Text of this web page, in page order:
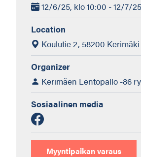
12/6/25, klo 10:00 - 12/7/
Location
Koulutie 2, 58200 Kerimäki
Organizer
Kerimäen Lentopallo -86 ry
Sosiaalinen media
Myyntipaikan varaus